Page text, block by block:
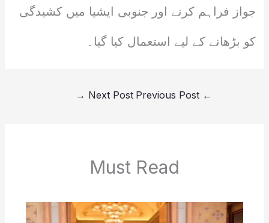
جواز فراہم کرنے اور جنوبی ایشیا میں کشیدگی
کو بڑھانے کے لیے استعمال کیا گیا۔
←
Next Post
→
Must Read